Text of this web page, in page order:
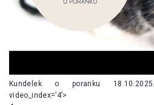
Kundelek o poranku
video_index=’4’>